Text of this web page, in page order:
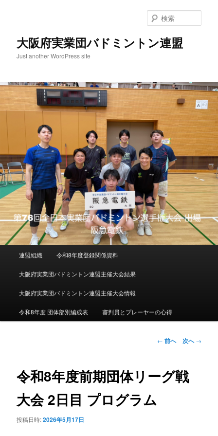
大阪府実業団バドミントン連盟
Just another WordPress site
索
メインメニュー
メインコンテンツへ移動
連盟組織 令和8年度登録関係資料
大阪府実業団バドミントン連盟主催大会結果
大阪府実業団バドミントン連盟主催大会情報
令和8年度 団体部別編成表 審判員とプレーヤーの心得
投稿ナビゲーシ
← 前へ 次へ→
令和8年度前期団体リーグ戦
大会 2日目 プログラム
投稿日時:2026年5月17日